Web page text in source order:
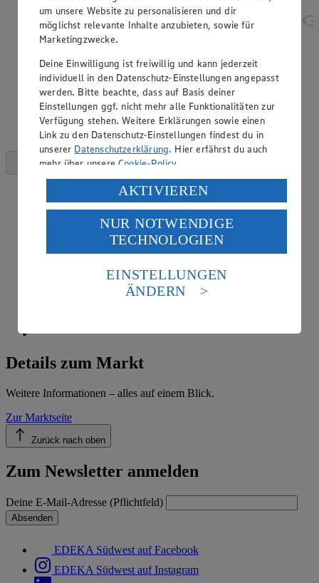
Details zum Markt
Weitere Informationen – alles auf einem Blick.
Zur Marktseite
Zurück nach oben
Zum Newsletter anmelden
Deine E-Mail-Adresse (Pflichtfeld)
Absenden
EDEKA Südwest auf Facebook
EDEKA Südwest auf Instagram
um unsere Website zu personalisieren und dir
möglichst relevante Inhalte anzubieten, sowie für
Marketingzwecke.
Deine Einwilligung ist freiwillig und kann jederzeit
individuell in den Datenschutz-Einstellungen angepasst
werden. Bitte beachte, dass auf Basis deiner
Einstellungen ggf. nicht mehr alle Funktionalitäten zur
Verfügung stehen. Weitere Erklärungen sowie einen
Link zu den Datenschutz-Einstellungen findest du in
unserer Datenschutzerklärung. Hier erfährst du auch
mehr über unsereCookie-Policy.
Verarbeitung deiner personenbezogenen Daten in den
USA durch Facebook und YouTube:
Wenn du auf „Aktivieren“ klickst, willigst du im Sinne
des Art. 49 Abs. 1 Satz 1 lit. a) DSGVO ein, dass deine
Daten in den USA verarbeitet werden. Der EuGH sieht
die USA als Land mit einem nach europäischen
Standards nicht angemessenen Datenschutzniveau an.
Es besteht das Risiko eines Zugriffs durch US-
Informationen zum Herausgeber der Seite findest du
AKTIVIEREN
NUR NOTWENDIGE
TECHNOLOGIEN
EINSTELLUNGEN
ÄNDERN